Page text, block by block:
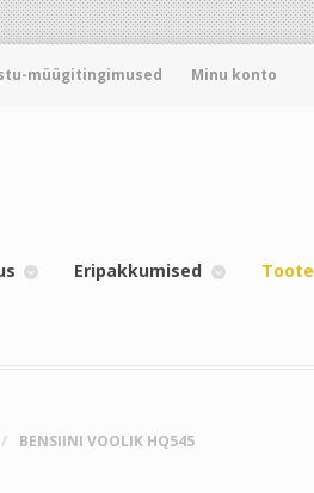
müügitingimused Minu konto
Eripakkumised
/ BENSIINI VOOLIK HQ545